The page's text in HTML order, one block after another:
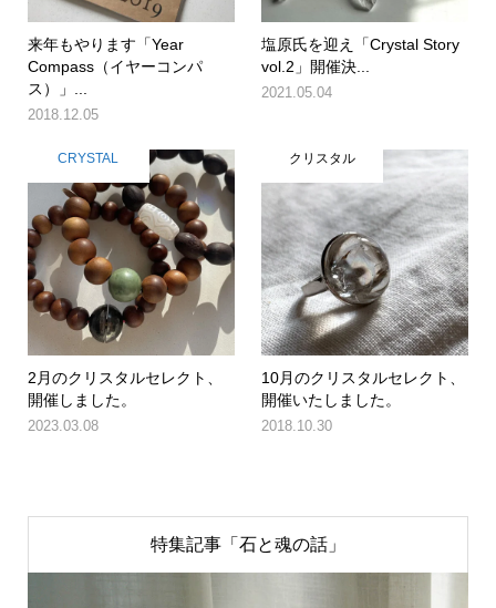
来年もやります「Year
Compass（イヤーコンパ
ス）」...
2018.12.05
塩原氏を迎え「Crystal Story
vol.2」開催決...
2021.05.04
CRYSTAL
2月のクリスタルセレクト、
開催しました。
2023.03.08
クリスタル
10月のクリスタルセレクト、
開催いたしました。
2018.10.30
特集記事「石と魂の話」